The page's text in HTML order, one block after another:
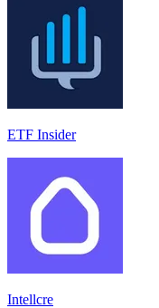
ETF Insider
Intellcre